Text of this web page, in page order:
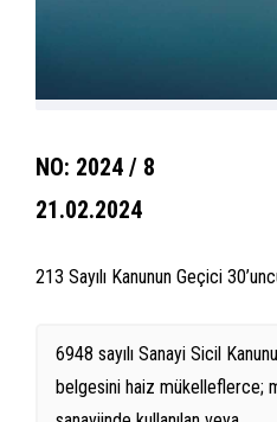
NO: 2024 / 8
21.02.2024
213 Sayılı Kanunun Geçici
6948 sayılı Sanayi Sicil
belgesini haiz mükelleflerce;